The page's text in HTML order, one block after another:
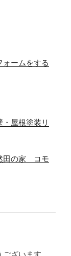
ォームをする
・屋根塗装リ
田の家 コモ
ざいます。